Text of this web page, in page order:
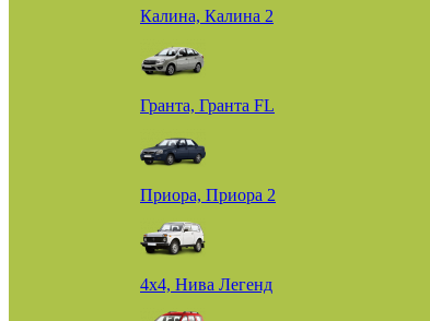
Калина, Калина 2
Гранта, Гранта FL
Приора, Приора 2
4х4, Нива Легенд